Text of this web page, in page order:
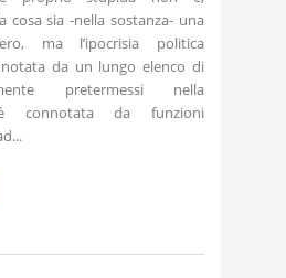
cosa sia -nella sostanza- una
ma l’ipocrisia politica
da un lungo elenco di
pretermessi nella
è connotata da funzioni